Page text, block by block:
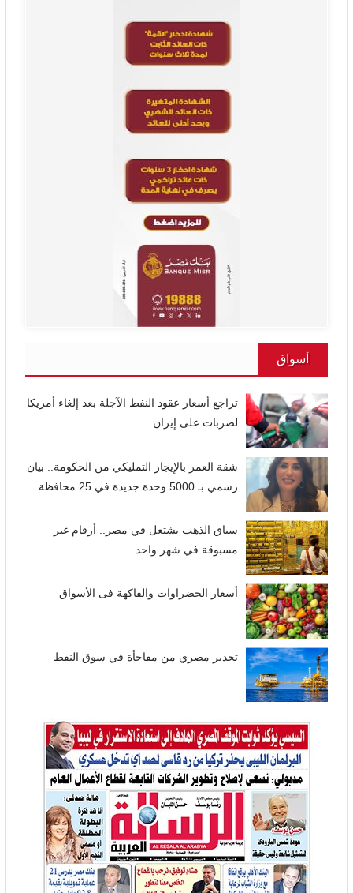
أسواق
تراجع أسعار عقود النفط الآجلة بعد إلغاء أمريكا
لضربات على إيران
شقة العمر بالإيجار التمليكي من الحكومة.. بيان
رسمي بـ 5000 وحدة جديدة في 25 محافظة
سباق الذهب يشتعل في مصر.. أرقام غير
مسبوقة في شهر واحد
أسعار الخضراوات والفاكهة فى الأسواق
تحذير مصري من مفاجأة في سوق النفط